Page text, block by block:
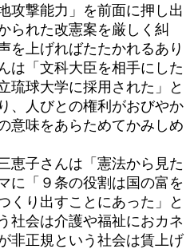
攻撃能力」を前面に押し出
られた改憲案を厳しく糾
を上げればたたかれるあり
は「文科大臣を相手にした
琉球大学に採用された」と
、人びとの権利がおびやか
意味をあらためてかみしめ
恵子さんは「憲法から見た
に「９条の役割は国の富を
くり出すことにあった」と
社会は介護や福祉におカネ
非正規という社会は賃上げ